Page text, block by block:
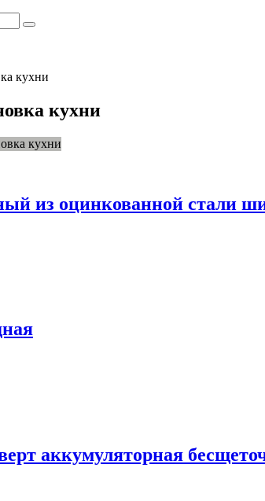
кухни
кухни
из оцинкованной стали
аккумуляторная